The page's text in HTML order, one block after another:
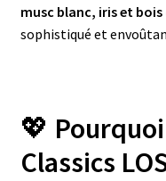
musc blanc, iris et
sophistiqué et
💖
Classics